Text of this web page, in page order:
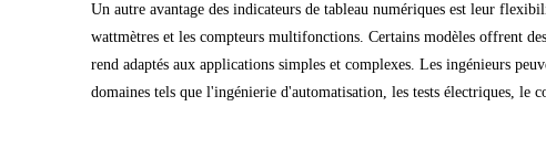
Un autre avantage des indicateurs de tableau numériques est leur
wattmètres et les compteurs multifonctions. Certains modèles offrent
rend adaptés aux applications simples et complexes. Les ingénieurs
domaines tels que l'ingénierie d'automatisation, les tests électriques, le